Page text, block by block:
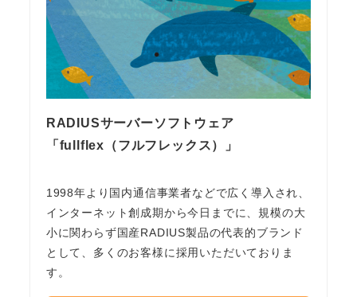
RADIUSサーバーソフトウェア
「fullflex（フルフレックス）」
1998年より国内通信事業者などで広く導入され、
インターネット創成期から今日までに、規模の大
小に関わらず国産RADIUS製品の代表的ブランド
として、多くのお客様に採用いただいておりま
す。